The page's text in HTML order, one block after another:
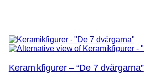
Keramikfigurer – “De 7 dvärgarna”